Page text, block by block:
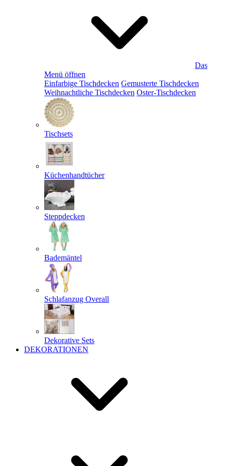
Das
Menü öffnen
Einfarbige Tischdecken Gemusterte Tischdecken
Weihnachtliche Tischdecken Oster-Tischdecken
Tischsets
Küchenhandtücher
Steppdecken
Bademäntel
Schlafanzug Overall
Dekorative Sets
DEKORATIONEN